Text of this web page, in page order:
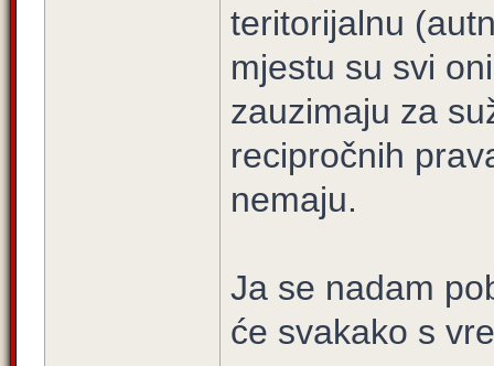
teritorijalnu
mjestu su svi
zauzimaju za
recipročnih
nemaju.
Ja se nadam
će svakako s